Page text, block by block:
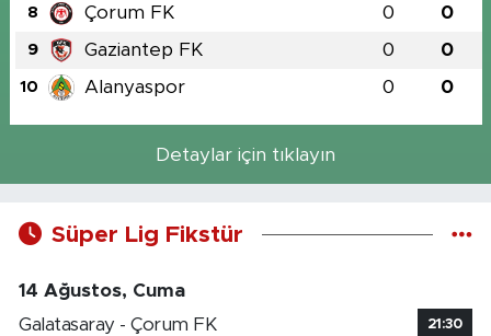
8 Çorum FK 0 0
9 Gaziantep FK 0 0
10 Alanyaspor 0 0
Detaylar için tıklayın
Süper Lig Fikstür
14 Ağustos, Cuma
Galatasaray - Çorum FK
21:30